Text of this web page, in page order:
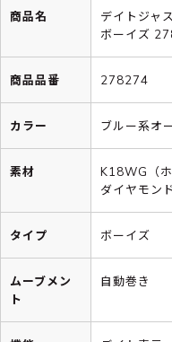
商品名
デイトジャ
ボーイズ
商品品番 278274
カラー ブルー系オ
素材
K18WG（
ダイヤモンド
タイプ ボーイズ
ムーブメン
ト
自動巻き